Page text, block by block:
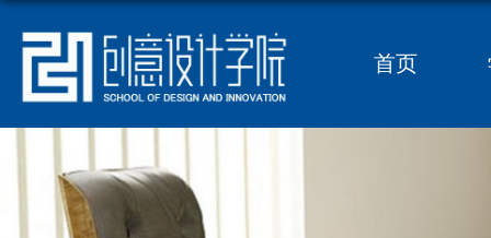
首页